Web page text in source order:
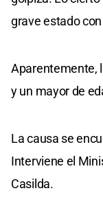
grave estado
Aparentemente,
y un mayor de
La causa se
Interviene el
Casilda.